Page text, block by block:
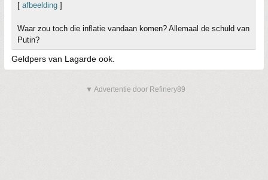
[ afbeelding ]
Waar zou toch die inflatie vandaan komen? Allemaal de schuld van
Putin?
Geldpers van Lagarde ook.
▼ Advertentie door Refinery89